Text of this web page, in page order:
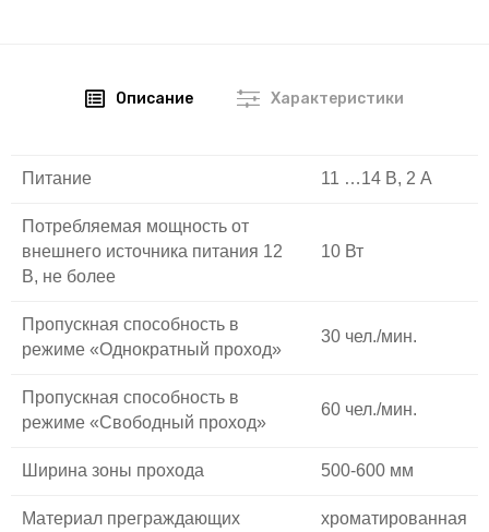
Описание Характеристики
Питание 11 …14 В, 2 А
Потребляемая мощность от
внешнего источника питания 12
В, не более
10 Вт
Пропускная способность в
режиме «Однократный проход»
30 чел./мин.
Пропускная способность в
режиме «Свободный проход»
60 чел./мин.
Ширина зоны прохода 500-600 мм
Материал преграждающих
хроматированная